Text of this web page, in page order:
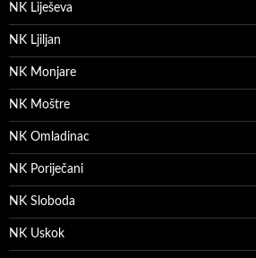
NK Liješeva
NK Ljiljan
NK Monjare
NK Moštre
NK Omladinac
NK Poriječani
NK Sloboda
NK Uskok